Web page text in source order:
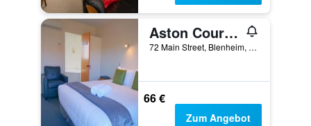
Aston Court Motel Blenheim
72 Main Street, Blenheim, Neuseeland
66 €
Zum Angebot